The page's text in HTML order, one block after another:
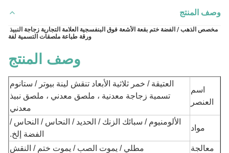
وصف المنتج
ورقة طباعة ملصقات التسمية لفة
وصف المنتج
اسم
العنصر
العتيقة / خمر ثلاثية الأبعاد تنقش لينة بيوتر / ستانوم
تسمية زجاجة معدنية ، ملصق معدني ، ملصق نبيذ
معدني
مواد
الألومنيوم / سبائك الزنك / الحديد / النحاس / النحاس /
الفضة إلخ.
معالجة
مطلي / يموت الصب / يموت ختم / النقش